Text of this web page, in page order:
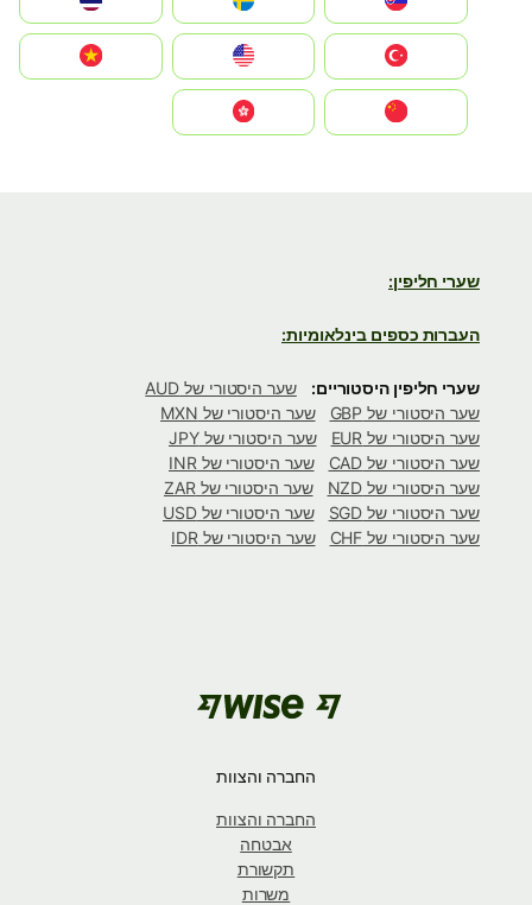
United States
Vietnam
שערי חליפין:
העברות כספים בינלאומיות:
שערי חליפין היסטוריים:
שער היסטורי של AUD
שער היסטורי של GBP
שער היסטורי של MXN
שער היסטורי של EUR
שער היסטורי של JPY
שער היסטורי של CAD
שער היסטורי של INR
שער היסטורי של NZD
שער היסטורי של ZAR
שער היסטורי של SGD
שער היסטורי של USD
שער היסטורי של CHF
שער היסטורי של IDR
החברה והצוות
החברה והצוות
אבטחה
תקשורת
משרות